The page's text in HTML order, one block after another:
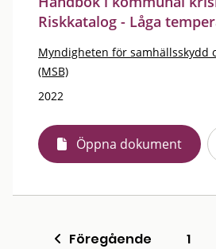
Riskkatalog - Låga
Myndigheten för samhällsskydd
(MSB)
2022
Öppna dokument
Föregående 1